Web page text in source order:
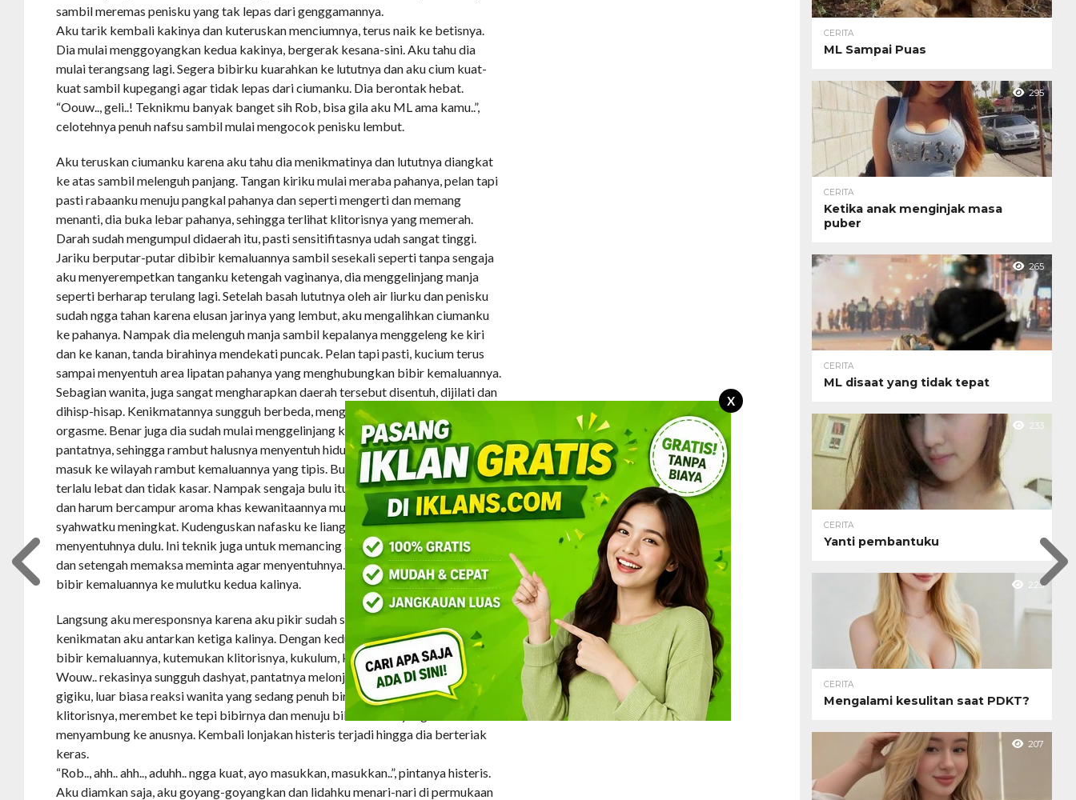
X
sambil meremas penisku yang tak lepas dari genggamannya.
Aku tarik kembali kakinya dan kuteruskan menciumnya, terus naik ke betisnya.
Dia mulai menggoyangkan kedua kakinya, bergerak kesana-sini. Aku tahu dia
mulai terangsang lagi. Segera bibirku kuarahkan ke lututnya dan aku cium kuat-
kuat sambil kupegangi agar tidak lepas dari ciumanku. Dia berontak hebat.
“Oouw.., geli..! Teknikmu banyak banget sih Rob, bisa gila aku ML ama kamu..”,
celotehnya penuh nafsu sambil mulai mengocok penisku lembut.
Aku teruskan ciumanku karena aku tahu dia menikmatinya dan lututnya diangkat
ke atas sambil melenguh panjang. Tangan kiriku mulai meraba pahanya, pelan tapi
pasti rabaanku menuju pangkal pahanya dan seperti mengerti dan memang
menanti, dia buka lebar pahanya, sehingga terlihat klitorisnya yang memerah.
Darah sudah mengumpul didaerah itu, pasti sensitifitasnya udah sangat tinggi.
Jariku berputar-putar dibibir kemaluannya sambil sesekali seperti tanpa sengaja
aku menyerempetkan tanganku ketengah vaginanya, dia menggelinjang manja
seperti berharap terulang lagi. Setelah basah lututnya oleh air liurku dan penisku
sudah ngga tahan karena elusan jarinya yang lembut, aku mengalihkan ciumanku
ke pahanya. Nampak dia melenguh manja sambil kepalanya menggeleng ke kiri
dan ke kanan, tanda birahinya mendekati puncak. Pelan tapi pasti, kucium terus
sampai menyentuh area lipatan pahanya yang menghubungkan bibir kemaluannya.
Sebagian wanita, juga sangat mengharapkan daerah tersebut disentuh, dijilati dan
dihisp-hisap. Kenikmatannya sungguh berbeda, mengantarkan ke puncak
orgasme. Benar juga dia sudah mulai menggelinjang keras sambil mengangkat
pantatnya, sehingga rambut halusnya menyentuh hidungku. Bibirku perlahan-lahan
masuk ke wilayah rambut kemaluannya yang tipis. Bulu Henny tipis sekali, tidak
terlalu lebat dan tidak kasar. Nampak sengaja bulu itu dirawatnya dengan baik
dan harum bercampur aroma khas kewanitaannya mulai aku rasakan, menambah
syahwatku meningkat. Kudenguskan nafasku ke liang vaginanya tanpa
menyentuhnya dulu. Ini teknik juga untuk memancing agar sang wanita memburu
dan setengah memaksa meminta agar menyentuhnya. Benar saja, dia sodorkan
bibir kemaluannya ke mulutku kedua kalinya.
Langsung aku meresponsnya karena aku pikir sudah saatnya gelombang
kenikmatan aku antarkan ketiga kalinya. Dengan kedua jariku, kubuka sedikit
bibir kemaluannya, kutemukan klitorisnya, kukulum, kujilat dan.. kusedot-sedot.
Wouw.. rekasinya sungguh dashyat, pantatnya melonjak keatas memukul gusi dan
gigiku, luar biasa reaksi wanita yang sedang penuh birahi. Kulumat lembut ujung
klitorisnya, merembet ke tepi bibirnya dan menuju bibir bawah yang
menyambung ke anusnya. Kembali lonjakan histeris terjadi hingga dia berteriak
keras.
“Rob.., ahh.. ahh.., aduhh.. ngga kuat, ayo masukkan, masukkan..”, pintanya histeris.
Aku diamkan saja, aku goyang-goyangkan dan lidahku menari-nari di permukaan
CERITA
ML Sampai Puas
295
CERITA
Ketika anak menginjak masa
puber
265
CERITA
ML disaat yang tidak tepat
233
CERITA
Yanti pembantuku
225
CERITA
Mengalami kesulitan saat PDKT?
207